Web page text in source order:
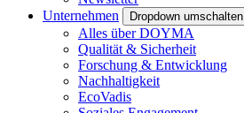
Unternehmen
Dropdown umschalten
Alles über DOYMA
Qualität & Sicherheit
Forschung & Entwicklung
Nachhaltigkeit
EcoVadis